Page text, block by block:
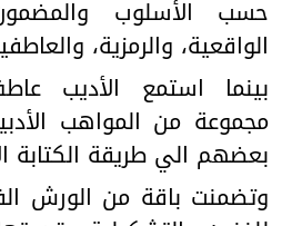
حسب الأسلوب
الواقعية، والرمزية،
بينما استمع الأديب
مجموعة من المواهب
بعضهم الي طريقة الكتابة
وتضمنت باقة من الورش